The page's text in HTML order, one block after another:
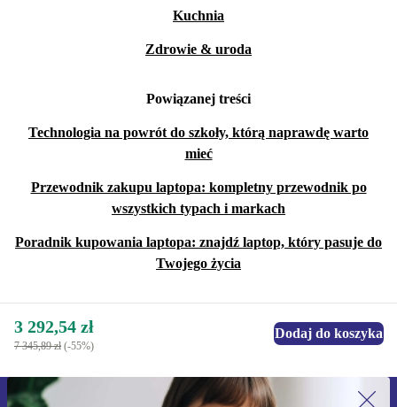
Kuchnia
Zdrowie & uroda
Powiązanej treści
Technologia na powrót do szkoły, którą naprawdę warto
mieć
Przewodnik zakupu laptopa: kompletny przewodnik po
wszystkich typach i markach
Poradnik kupowania laptopa: znajdź laptop, który pasuje do
Twojego życia
3 292,54 zł
7 345,89 zł (-55%)
Dodaj do koszyka